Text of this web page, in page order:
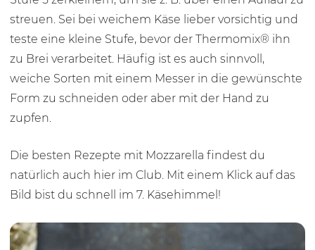
streuen. Sei bei weichem Käse lieber vorsichtig und
teste eine kleine Stufe, bevor der Thermomix® ihn
zu Brei verarbeitet. Häufig ist es auch sinnvoll,
weiche Sorten mit einem Messer in die gewünschte
Form zu schneiden oder aber mit der Hand zu
zupfen.
Die besten Rezepte mit Mozzarella findest du
natürlich auch hier im Club. Mit einem Klick auf das
Bild bist du schnell im 7. Käsehimmel!